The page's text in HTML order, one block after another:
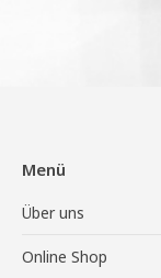
Menü
Über uns
Online Shop